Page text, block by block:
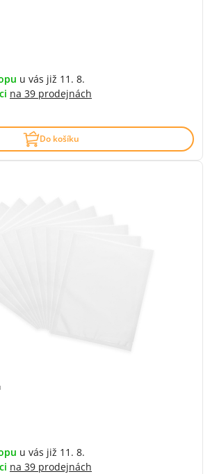
u vás již 11. 8.
na 39 prodejnách
Do košíku
u vás již 11. 8.
na 39 prodejnách